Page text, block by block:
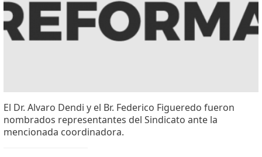
El Dr. Alvaro Dendi y el Br. Federico Figueredo fueron
nombrados representantes del Sindicato ante la
mencionada coordinadora.